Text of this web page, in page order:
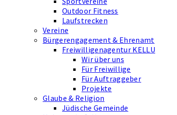
Outdoor Fitness
Laufstrecken
Vereine
Bürgerengagement & Ehrenamt
Freiwilligenagentur KELLU
Wir über uns
Für Freiwillige
Für Auftraggeber
Projekte
Glaube & Religion
Jüdische Gemeinde